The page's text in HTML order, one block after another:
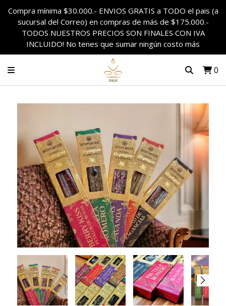
Compra mínima $30.000.- ENVIOS GRATIS a TODO el pais (a
sucursal del Correo) en compras de más de $175.000.-
TODOS NUESTROS PRECIOS SON FINALES CON IVA
INCLUIDO! No tenes que sumar ningún costo más
0